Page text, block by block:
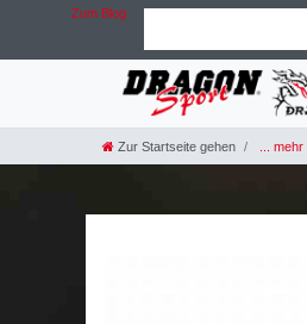
Zum Blog
Zur Startseite gehen ... mehr